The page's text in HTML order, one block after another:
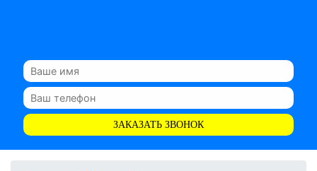
ЗАКАЗАТЬ ЗВОНОК